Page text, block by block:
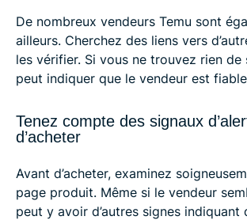
De nombreux vendeurs Temu sont
ailleurs. Cherchez des liens vers
les vérifier. Si vous ne trouvez rien de
peut indiquer que le vendeur est
Tenez compte des signaux
d’acheter
Avant d’acheter, examinez
page produit. Même si le vendeur
peut y avoir d’autres signes indiquant